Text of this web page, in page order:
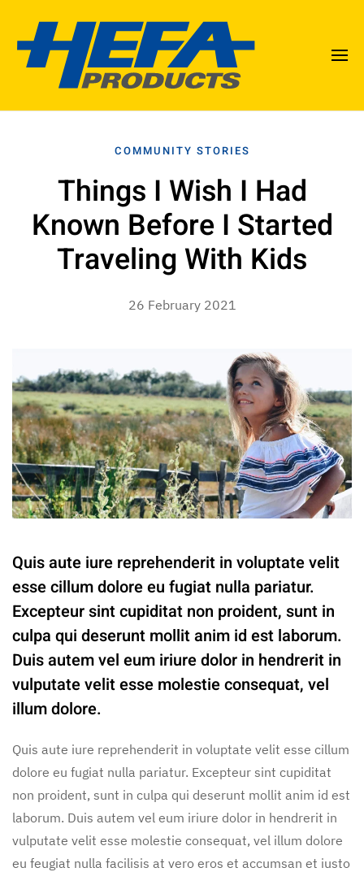
COMMUNITY STORIES
Things I Wish I Had
Known Before I Started
Traveling With Kids
26 February 2021
Quis aute iure reprehenderit in voluptate velit
esse cillum dolore eu fugiat nulla pariatur.
Excepteur sint cupiditat non proident, sunt in
culpa qui deserunt mollit anim id est laborum.
Duis autem vel eum iriure dolor in hendrerit in
vulputate velit esse molestie consequat, vel
illum dolore.
Quis aute iure reprehenderit in voluptate velit esse cillum
dolore eu fugiat nulla pariatur. Excepteur sint cupiditat
non proident, sunt in culpa qui deserunt mollit anim id est
laborum. Duis autem vel eum iriure dolor in hendrerit in
vulputate velit esse molestie consequat, vel illum dolore
eu feugiat nulla facilisis at vero eros et accumsan et iusto